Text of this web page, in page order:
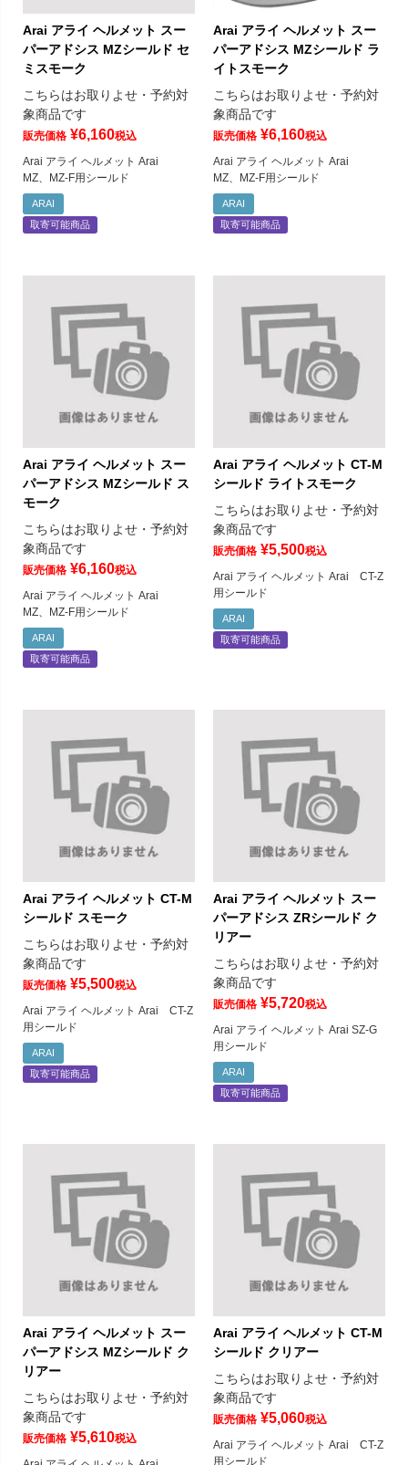
Arai アライ ヘルメット スー
パーアドシス MZシールド セ
ミスモーク
こちらはお取りよせ・予約対
象商品です
販売価格 ¥6,160税込
Arai アライ ヘルメット Arai
MZ、MZ-F用シールド
ARAI
取寄可能商品
Arai アライ ヘルメット スー
パーアドシス MZシールド ラ
イトスモーク
こちらはお取りよせ・予約対
象商品です
販売価格 ¥6,160税込
Arai アライ ヘルメット Arai
MZ、MZ-F用シールド
ARAI
取寄可能商品
Arai アライ ヘルメット スー
パーアドシス MZシールド ス
モーク
こちらはお取りよせ・予約対
象商品です
販売価格 ¥6,160税込
Arai アライ ヘルメット Arai
MZ、MZ-F用シールド
ARAI
取寄可能商品
Arai アライ ヘルメット CT-M
シールド ライトスモーク
こちらはお取りよせ・予約対
象商品です
販売価格 ¥5,500税込
Arai アライ ヘルメット Arai CT-Z
用シールド
ARAI
取寄可能商品
Arai アライ ヘルメット CT-M
シールド スモーク
こちらはお取りよせ・予約対
象商品です
販売価格 ¥5,500税込
Arai アライ ヘルメット Arai CT-Z
用シールド
ARAI
取寄可能商品
Arai アライ ヘルメット スー
パーアドシス ZRシールド ク
リアー
こちらはお取りよせ・予約対
象商品です
販売価格 ¥5,720税込
Arai アライ ヘルメット Arai SZ-G
用シールド
ARAI
取寄可能商品
Arai アライ ヘルメット スー
パーアドシス MZシールド ク
リアー
こちらはお取りよせ・予約対
象商品です
販売価格 ¥5,610税込
Arai アライ ヘルメット CT-M
シールド クリアー
こちらはお取りよせ・予約対
象商品です
販売価格 ¥5,060税込
Arai アライ ヘルメット Arai CT-Z
用シールド